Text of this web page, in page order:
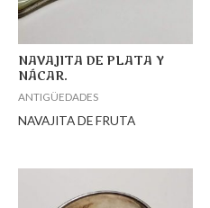
NAVAJITA DE PLATA Y
NÁCAR.
ANTIGÜEDADES
NAVAJITA DE FRUTA